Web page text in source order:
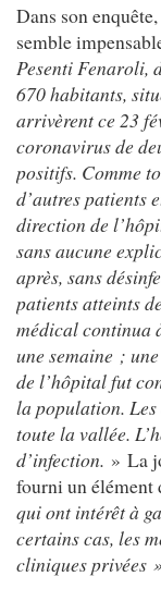
Dans son
semble
Pesenti Fenaroli,
670 habitants,
arrivèrent ce 23
coronavirus de
positifs. Comme
d’autres patients
direction de
sans aucune
après, sans
patients atteints
médical continua
une semaine ;
de l’hôpital fut
la population.
toute la vallée.
d’infection. » La
fourni un élément
qui ont intérêt à
certains cas, les
cliniques privées